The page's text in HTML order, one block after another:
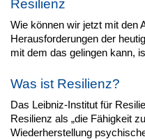
Resilienz
Wie können wir jetzt mit den
Herausforderungen der
mit dem das gelingen kann,
Was ist Resilienz?
Das Leibniz-Institut für
Resilienz als „die Fähigkeit
Wiederherstellung